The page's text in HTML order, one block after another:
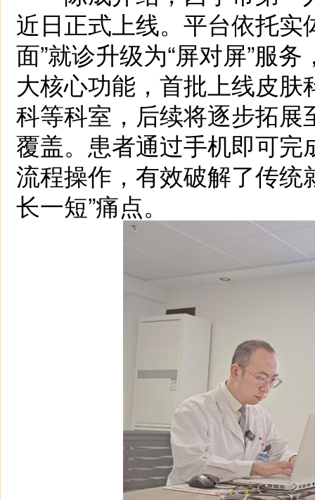
近日正式上线。平台依托实
面”就诊升级为“屏对屏”服
大核心功能，首批上线皮
科等科室，后续将逐步拓
覆盖。患者通过手机即可
流程操作，有效破解了传统
长一短”痛点。